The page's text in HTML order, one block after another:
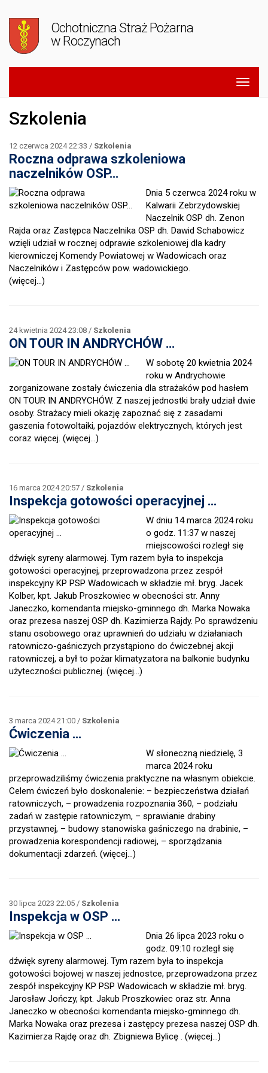
Ochotniczna Straż Pożarna
w Roczynach
Szkolenia
12 czerwca 2024 22:33 / Szkolenia
Roczna odprawa szkoleniowa
naczelników OSP…
Dnia 5 czerwca 2024 roku w
Kalwarii Zebrzydowskiej
Naczelnik OSP dh. Zenon
Rajda oraz Zastępca Naczelnika OSP dh. Dawid Schabowicz
wzięli udział w rocznej odprawie szkoleniowej dla kadry
kierowniczej Komendy Powiatowej w Wadowicach oraz
Naczelników i Zastępców pow. wadowickiego.
(więcej…)
24 kwietnia 2024 23:08 / Szkolenia
ON TOUR IN ANDRYCHÓW …
W sobotę 20 kwietnia 2024
roku w Andrychowie
zorganizowane zostały ćwiczenia dla strażaków pod hasłem
ON TOUR IN ANDRYCHÓW. Z naszej jednostki brały udział dwie
osoby. Strażacy mieli okazję zapoznać się z zasadami
gaszenia fotowoltaiki, pojazdów elektrycznych, których jest
coraz więcej. (więcej…)
16 marca 2024 20:57 / Szkolenia
Inspekcja gotowości operacyjnej …
W dniu 14 marca 2024 roku
o godz. 11:37 w naszej
miejscowości rozległ się
dźwięk syreny alarmowej. Tym razem była to inspekcja
gotowości operacyjnej, przeprowadzona przez zespół
inspekcyjny KP PSP Wadowicach w składzie mł. bryg. Jacek
Kolber, kpt. Jakub Proszkowiec w obecności str. Anny
Janeczko, komendanta miejsko-gminnego dh. Marka Nowaka
oraz prezesa naszej OSP dh. Kazimierza Rajdy. Po sprawdzeniu
stanu osobowego oraz uprawnień do udziału w działaniach
ratowniczo-gaśniczych przystąpiono do ćwiczebnej akcji
ratowniczej, a był to pożar klimatyzatora na balkonie budynku
użyteczności publicznej. (więcej…)
3 marca 2024 21:00 / Szkolenia
Ćwiczenia …
W słoneczną niedzielę, 3
marca 2024 roku
przeprowadziliśmy ćwiczenia praktyczne na własnym obiekcie.
Celem ćwiczeń było doskonalenie: – bezpieczeństwa działań
ratowniczych, – prowadzenia rozpoznania 360, – podziału
zadań w zastępie ratowniczym, – sprawianie drabiny
przystawnej, – budowy stanowiska gaśniczego na drabinie, –
prowadzenia korespondencji radiowej, – sporządzania
dokumentacji zdarzeń. (więcej…)
30 lipca 2023 22:05 / Szkolenia
Inspekcja w OSP …
Dnia 26 lipca 2023 roku o
godz. 09:10 rozległ się
dźwięk syreny alarmowej. Tym razem była to inspekcja
gotowości bojowej w naszej jednostce, przeprowadzona przez
zespół inspekcyjny KP PSP Wadowicach w składzie mł. bryg.
Jarosław Jończy, kpt. Jakub Proszkowiec oraz str. Anna
Janeczko w obecności komendanta miejsko-gminnego dh.
Marka Nowaka oraz prezesa i zastępcy prezesa naszej OSP dh.
Kazimierza Rajdę oraz dh. Zbigniewa Bylicę . (więcej…)